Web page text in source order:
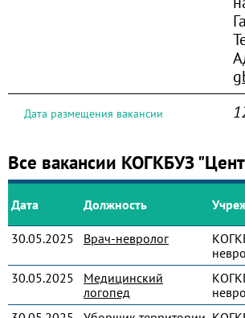
Дата размещения вакансии
Все вакансии КОГКБУЗ
Дата Должность
30.05.2025 Врач-невролог
30.05.2025
Медицинский
логопед